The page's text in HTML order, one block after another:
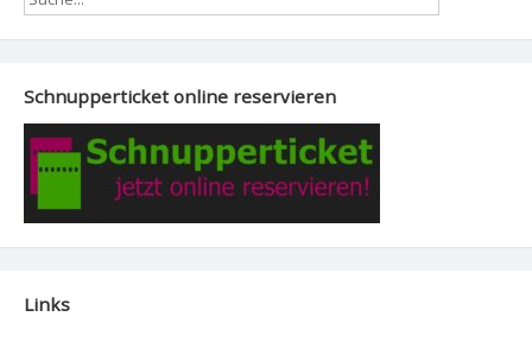
Schnupperticket online reservieren
Links